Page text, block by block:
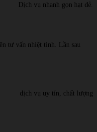
Dịch vụ nhanh gọn hạt dẻ.
tư vấn nhiệt tình. Lần sau
dịch vụ uy tín, chất lượng